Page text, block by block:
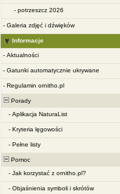
- potrzeszcz 2026
- Galeria zdjęć i dźwięków
Informacje
- Aktualności
- Gatunki automatycznie ukrywane
- Regulamin ornitho.pl
Porady
- Aplikacja NaturaList
- Kryteria lęgowości
- Pełne listy
Pomoc
- Jak korzystać z ornitho.pl?
- Objaśnienia symboli i skrótów